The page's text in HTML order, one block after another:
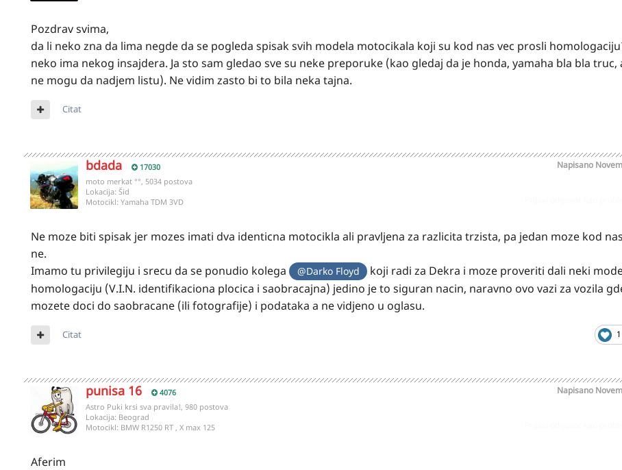
Pozdrav svima,
da li neko zna da lima negde da se pogleda spisak svih modela motocikala koji su kod nas vec prosli
neko ima nekog insajdera. Ja sto sam gledao sve su neke preporuke (kao gledaj da je honda, yamaha bla bla truc,
ne mogu da nadjem listu). Ne vidim zasto bi to bila neka tajna.
Citat
bdada 17030 Napisano
moto merkat °°, 5034 postova
Lokacija: Šid
Motocikl: Yamaha TDM 3VD
Ne moze biti spisak jer mozes imati dva identicna motocikla ali pravljena za razlicita trzista, pa jedan moze kod
ne.
Imamo tu privilegiju i srecu da se ponudio kolega
@Darko Floyd
koji radi za Dekra i moze proveriti dali neki
homologaciju (V.I.N. identifikaciona plocica i saobracajna) jedino je to siguran nacin, naravno ovo vazi za vozila
mozete doci do saobracane (ili fotografije) i podataka a ne vidjeno u oglasu.
1
Citat
punisa 16 4076 Napisano
Astro Puki krsi sva pravila!, 980 postova
Lokacija: Beograd
Motocikl: BMW R1250 RT , X max 125
Aferim